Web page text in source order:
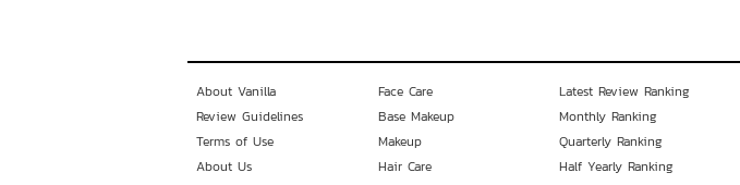
About Vanilla
Review Guidelines
Terms of Use
About Us
Face Care
Base Makeup
Makeup
Hair Care
Latest Review Ranking
Monthly Ranking
Quarterly Ranking
Half Yearly Ranking